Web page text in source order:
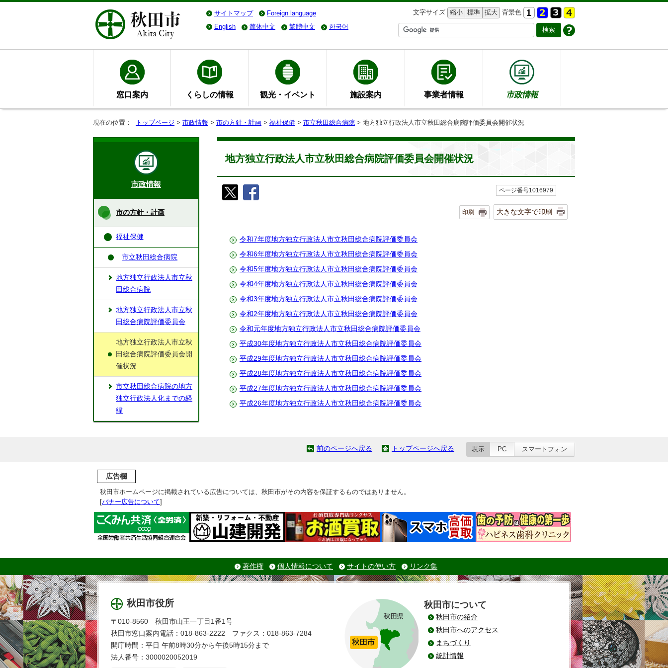
サイトマップ Foreign language 文字サイズ 縮小 標準 拡大 背景色
English
简体中文 繁體中文 한국어
窓口案内 くらしの情報 観光・イベント 施設案内 事業者情報 市政情報
現在の位置： トップページ > 市政情報 > 市の方針・計画 > 福祉保健 > 市立秋田総合病院 > 地方独立行政法人市立秋田総合病院評価委員会開催状況
地方独立行政法人市立秋田総合病院評価委員会開催状況
ページ番号1016979
印刷 大きな文字で印刷
令和7年度地方独立行政法人市立秋田総合病院評価委員会
令和6年度地方独立行政法人市立秋田総合病院評価委員会
令和5年度地方独立行政法人市立秋田総合病院評価委員会
令和4年度地方独立行政法人市立秋田総合病院評価委員会
令和3年度地方独立行政法人市立秋田総合病院評価委員会
令和2年度地方独立行政法人市立秋田総合病院評価委員会
令和元年度地方独立行政法人市立秋田総合病院評価委員会
平成30年度地方独立行政法人市立秋田総合病院評価委員会
平成29年度地方独立行政法人市立秋田総合病院評価委員会
平成28年度地方独立行政法人市立秋田総合病院評価委員会
平成27年度地方独立行政法人市立秋田総合病院評価委員会
平成26年度地方独立行政法人市立秋田総合病院評価委員会
市政情報
市の方針・計画
福祉保健
市立秋田総合病院
地方独立行政法人市立秋
田総合病院
地方独立行政法人市立秋
田総合病院評価委員会
地方独立行政法人市立秋
田総合病院評価委員会開
催状況
市立秋田総合病院の地方
独立行政法人化までの経
緯
前のページへ戻る トップページへ戻る 表示 PC スマートフォン
広告欄
秋田市ホームページに掲載されている広告については、秋田市がその内容を保証するものではありません。
[バナー広告について]
著作権 個人情報について サイトの使い方 リンク集
秋田市役所
〒010-8560 秋田市山王一丁目1番1号
秋田市窓口案内電話：018-863-2222 ファクス：018-863-7284
開庁時間：平日 午前8時30分から午後5時15分まで
法人番号：3000020052019
秋田市について
秋田市の紹介
秋田市へのアクセス
まちづくり
統計情報